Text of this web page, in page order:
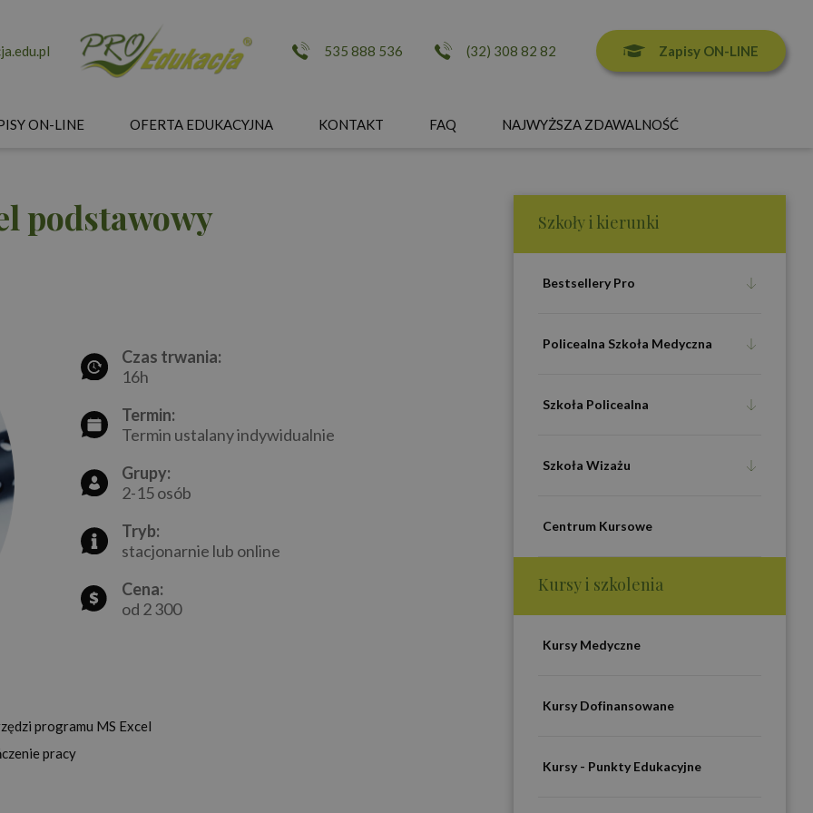
535 888 536 (32) 308 82 82 Zapisy ON-LINE
ON-LINE OFERTA EDUKACYJNA KONTAKT FAQ NAJWYŻSZA ZDAWALNOŚĆ
podstawowy
Czas trwania:
16h
Termin:
Termin ustalany indywidualnie
Grupy:
2-15 osób
Tryb:
stacjonarnie lub online
Cena:
od 2 300
programu MS Excel
pracy
Szkoły i kierunki
Bestsellery Pro
Policealna Szkoła Medyczna
Szkoła Policealna
Szkoła Wizażu
Centrum Kursowe
Kursy i szkolenia
Kursy Medyczne
Kursy Dofinansowane
Kursy - Punkty Edukacyjne